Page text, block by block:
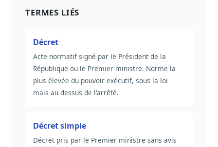
Presse
TERMES LIÉS
Décret
Acte normatif signé par le Président de la
République ou le Premier ministre. Norme la
plus élevée du pouvoir exécutif, sous la loi
mais au-dessus de l'arrêté.
Décret simple
Décret pris par le Premier ministre sans avis